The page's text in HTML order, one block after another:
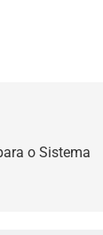
o Sistema